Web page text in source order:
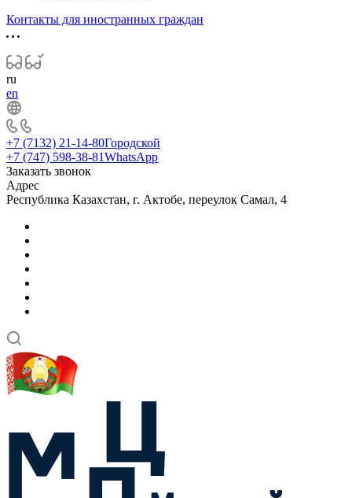
Контакты для иностранных граждан
ru
en
+7 (7132) 21-14-80Городской
+7 (747) 598-38-81WhatsApp
Заказать звонок
Адрес
Республика Казахстан, г. Актобе, переулок Самал, 4